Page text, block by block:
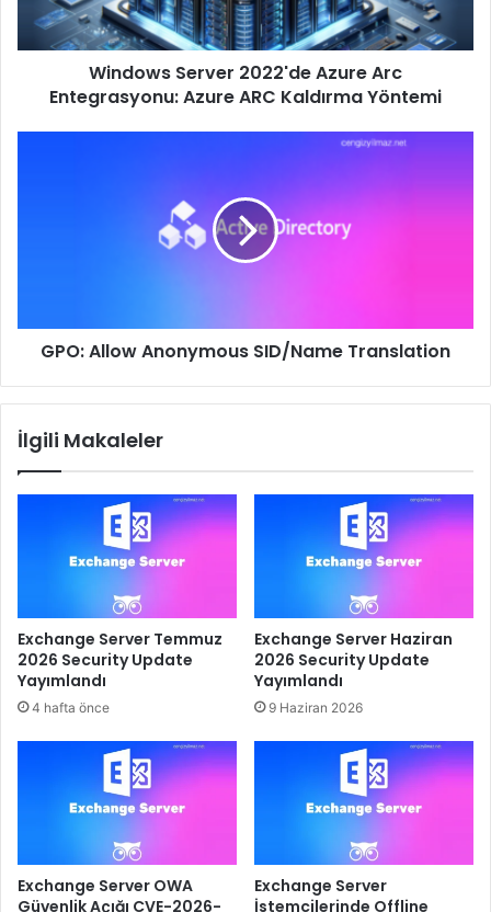
ARC
Kaldırma
Windows Server 2022'de Azure Arc
Entegrasyonu: Azure ARC Kaldırma Yöntemi
GPO: Allow Anonymous SID/Name Translation
İlgili Makaleler
Exchange Server Temmuz
2026 Security Update
Yayımlandı
4 hafta önce
Exchange Server Haziran
2026 Security Update
Yayımlandı
9 Haziran 2026
Exchange Server OWA
Güvenlik Açığı CVE-2026-
Exchange Server
İstemcilerinde Offline